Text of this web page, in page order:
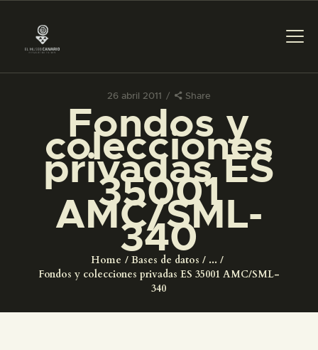
26 abril 2011 Share
Fondos y
colecciones
privadas ES
35001
AMC/SML-
340
Home Bases de datos
...
Fondos y colecciones privadas ES 35001 AMC/SML-
340
PREPARAR LA VISITA
ACTIVIDADES
█
EL MUSEO
COLECCIONES